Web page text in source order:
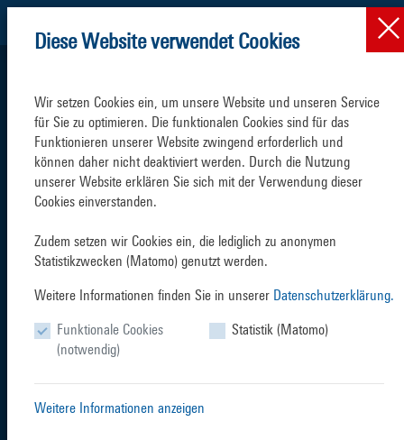
SCHIFFSVERKEHR TERMINALS
Diese Website verwendet Cookies
Wir setzen Cookies ein, um unsere Website und unseren Service
für Sie zu optimieren. Die funktionalen Cookies sind für das
Funktionieren unserer Website zwingend erforderlich und
können daher nicht deaktiviert werden. Durch die Nutzung
unserer Website erklären Sie sich mit der Verwendung dieser
Cookies einverstanden.
Zudem setzen wir Cookies ein, die lediglich zu anonymen
Statistikzwecken (Matomo) genutzt werden.
Weitere Informationen finden Sie in unserer Datenschutzerklärung.
Funktionale Cookies
(notwendig)
Statistik (Matomo)
Weitere Informationen anzeigen